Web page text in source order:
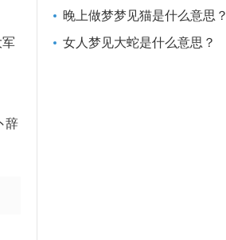
军
辞
晚上做梦梦见猫是什么意思？
女人梦见大蛇是什么意思？